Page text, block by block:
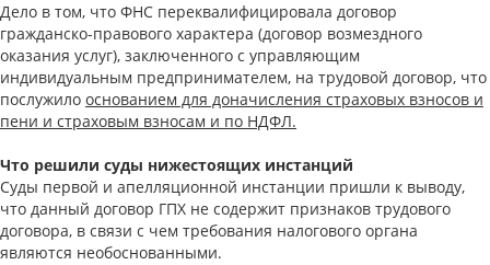
Дело в том, что ФНС переквалифицировала договор
гражданско-правового характера (договор возмездного
оказания услуг), заключенного с управляющим
индивидуальным предпринимателем, на трудовой договор, что
послужило основанием для доначисления страховых взносов и
пени и страховым взносам и по НДФЛ.
Что решили суды нижестоящих инстанций
Суды первой и апелляционной инстанции пришли к выводу,
что данный договор ГПХ не содержит признаков трудового
договора, в связи с чем требования налогового органа
являются необоснованными.